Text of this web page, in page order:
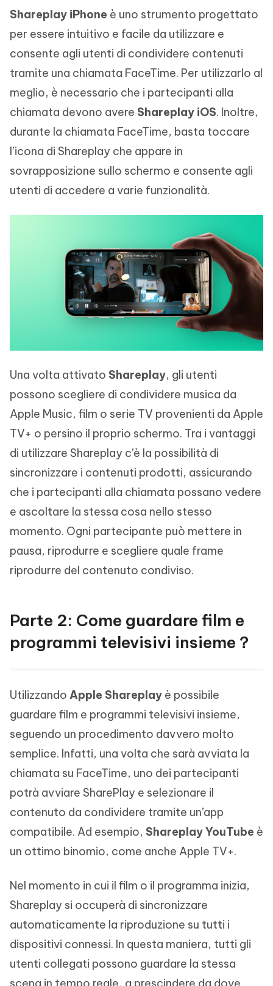
Shareplay iPhone è uno strumento progettato
per essere intuitivo e facile da utilizzare e
consente agli utenti di condividere contenuti
tramite una chiamata FaceTime. Per utilizzarlo al
meglio, è necessario che i partecipanti alla
chiamata devono avere Shareplay iOS. Inoltre,
durante la chiamata FaceTime, basta toccare
l’icona di Shareplay che appare in
sovrapposizione sullo schermo e consente agli
utenti di accedere a varie funzionalità.
Una volta attivato Shareplay, gli utenti
possono scegliere di condividere musica da
Apple Music, film o serie TV provenienti da Apple
TV+ o persino il proprio schermo. Tra i vantaggi
di utilizzare Shareplay c’è la possibilità di
sincronizzare i contenuti prodotti, assicurando
che i partecipanti alla chiamata possano vedere
e ascoltare la stessa cosa nello stesso
momento. Ogni partecipante può mettere in
pausa, riprodurre e scegliere quale frame
riprodurre del contenuto condiviso.
Parte 2: Come guardare film e
programmi televisivi insieme？
Utilizzando Apple Shareplay è possibile
guardare film e programmi televisivi insieme,
seguendo un procedimento davvero molto
semplice. Infatti, una volta che sarà avviata la
chiamata su FaceTime, uno dei partecipanti
potrà avviare SharePlay e selezionare il
contenuto da condividere tramite un’app
compatibile. Ad esempio, Shareplay YouTube è
un ottimo binomio, come anche Apple TV+.
Nel momento in cui il film o il programma inizia,
Shareplay si occuperà di sincronizzare
automaticamente la riproduzione su tutti i
dispositivi connessi. In questa maniera, tutti gli
utenti collegati possono guardare la stessa